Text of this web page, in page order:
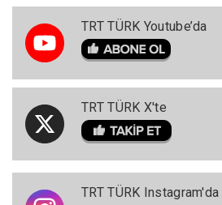
TRT TÜRK Youtube’da
TRT TÜRK X'te
TRT TÜRK Instagram'da